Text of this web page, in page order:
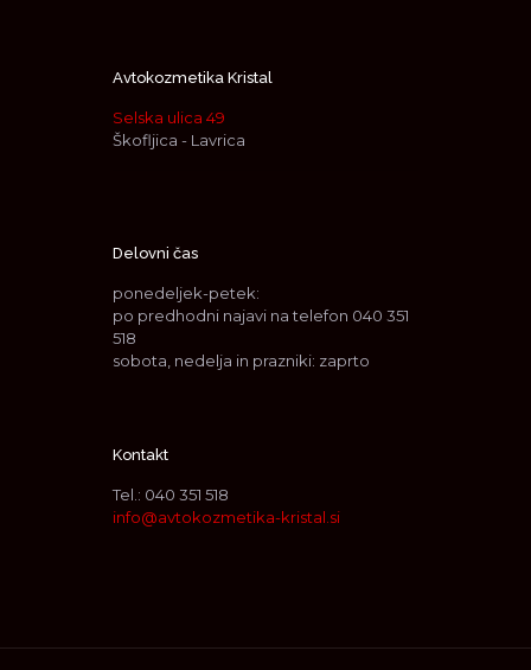
Avtokozmetika Kristal
Selska ulica 49
Škofljica - Lavrica
Delovni čas
ponedeljek-petek:
po predhodni najavi na telefon 040 351
518
sobota, nedelja in prazniki: zaprto
Kontakt
Tel.: 040 351 518
info@avtokozmetika-kristal.si